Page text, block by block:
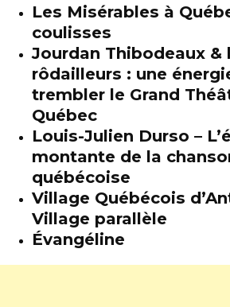
Les Misérables à
coulisses
Jourdan Thibodeaux &
rôdailleurs : une
trembler le Grand
Québec
Louis-Julien Durso –
montante de la
québécoise
Village Québécois
Village parallèle
Évangéline